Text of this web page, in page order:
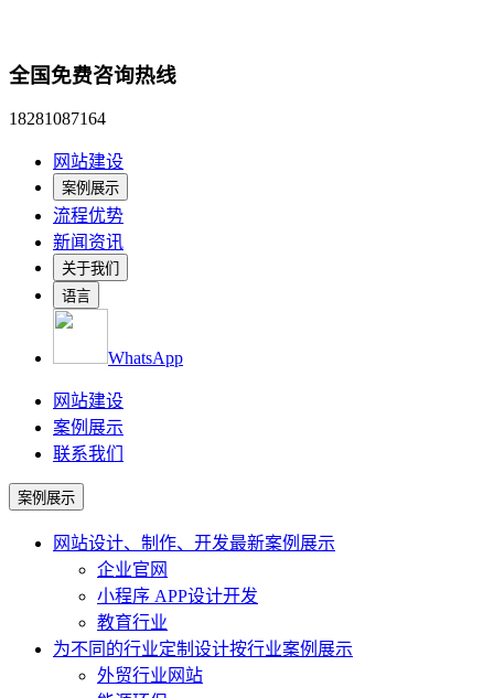
全国免费咨询热线
18281087164
网站建设
案例展示
流程优势
新闻资讯
关于我们
语言
WhatsApp
网站建设
案例展示
联系我们
案例展示
网站设计、制作、开发最新案例展示
企业官网
小程序 APP设计开发
教育行业
为不同的行业定制设计按行业案例展示
外贸行业网站